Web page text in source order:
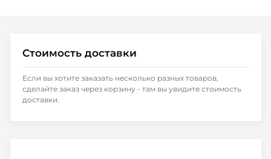
Стоимость доставки
Если вы хотите заказать несколько разных товаров,
сделайте заказ через корзину - там вы увидите стоимость
доставки.